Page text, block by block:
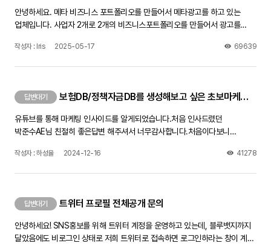
안녕하세요. 메타 비즈니스 포트폴리오를 만들어서 메타광고를 하고 있는
업체입니다. 사업자 2개로 2개의 비즈니스포트폴리오를 만들어서 광고를
필요하다며 페이지에 들어갈 수가 없네요. 제 개인계정이나 광고관리자 페이지
오지 않습니다. 전화번호 설정 제대로 되었는지 다 확인했는데도 안됩니다.
페이스북 고객센터와 채팅문의를 통하여 문의했더니 원인을 모르겠다며,
인증창이 뜨는 PC에서 며칠동안 사용하지 말고 쉬었다가 다시 해보라고
하는데, 이틀 쉬었다 해도 안되네요 방법을 찾아주세요! 제발!!!
작성자 : Iris 2025-05-17 69639
답변대기 보험DB/정책자금DB를 생성해보고 싶은 초보마케터 입니다!
유튜브를 통해 마케팅 인사이드를 알게되었습니다.처음 인사드렸던
박준수AE님 친절히 좋은답변 해주셔서 너무감사합니다.처음이다보니
어떤영상을 보면 좋은지 어떻게 공부를하고 방향을 잡으면 좋은지 좋은조언
작성자 : 하성율 2024-12-16 41278
답변대기 트위터 프로필 전체공개 문의
안녕하세요! SNS홍보를 위해 트위터 계정을 운영하고 있는데, 블루뱃지까지
달았음에도 비로그인 상태로 저희 트위터로 접속하면 로그인하라는 창이 계속